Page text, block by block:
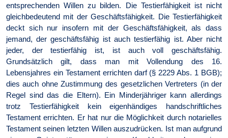
entsprechenden Willen zu bilden. Die Testierfähigkeit ist nicht
gleichbedeutend mit der Geschäftsfähigkeit. Die Testierfähigkeit
deckt sich nur insofern mit der Geschäftsfähigkeit, als dass
jemand, der geschäftsfähig ist auch testierfähig ist. Aber nicht
jeder, der testierfähig ist, ist auch voll geschäftsfähig.
Grundsätzlich gilt, dass man mit Vollendung des 16.
Lebensjahres ein Testament errichten darf (§ 2229 Abs. 1 BGB);
dies auch ohne Zustimmung des gesetzlichen Vertreters (in der
Regel sind das die Eltern). Ein Minderjähriger kann allerdings
trotz Testierfähigkeit kein eigenhändiges handschriftliches
Testament errichten. Er hat nur die Möglichkeit durch notarielles
Testament seinen letzten Willen auszudrücken. Ist man aufgrund